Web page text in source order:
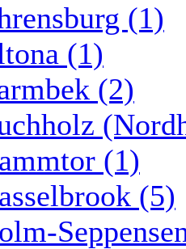
(1)
(1)
(2)
(1)
(5)